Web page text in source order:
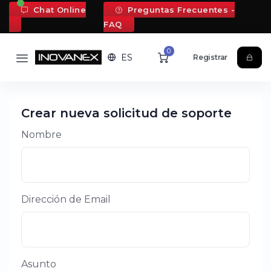
Chat Online
Preguntas Frecuentes -
FAQ
ES
0
Registrar
Crear nueva solicitud de soporte
Nombre
Dirección de Email
Asunto